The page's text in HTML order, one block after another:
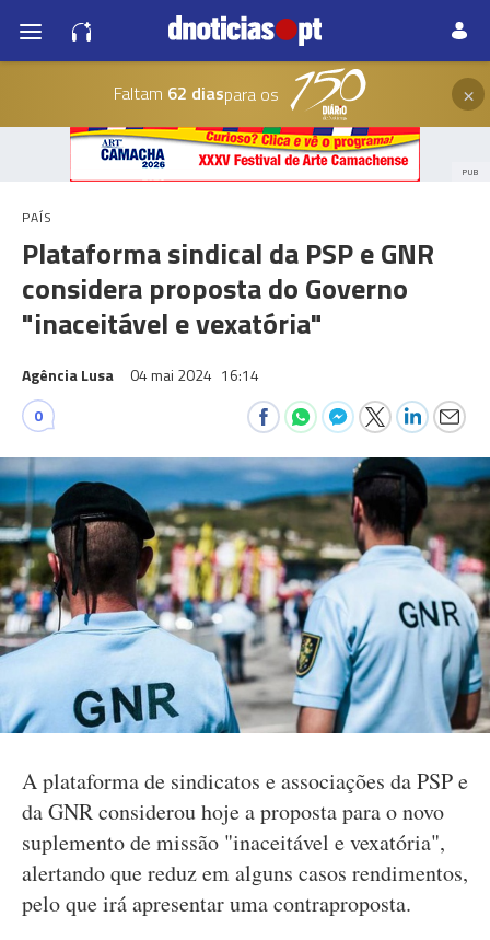
Faltam 62 diaspara os ×
PUB
PAÍS
Plataforma sindical da PSP e GNR
considera proposta do Governo
"inaceitável e vexatória"
Agência Lusa 04 mai 2024 16:14
0
A plataforma de sindicatos e associações da PSP e
da GNR considerou hoje a proposta para o novo
suplemento de missão "inaceitável e vexatória",
alertando que reduz em alguns casos rendimentos,
pelo que irá apresentar uma contraproposta.